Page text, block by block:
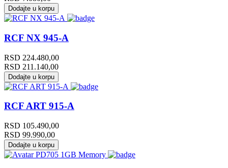
Dodajte u korpu
RCF NX 945-A
RSD 224.480,00
RSD 211.140,00
Dodajte u korpu
RCF ART 915-A
RSD 105.490,00
RSD 99.990,00
Dodajte u korpu